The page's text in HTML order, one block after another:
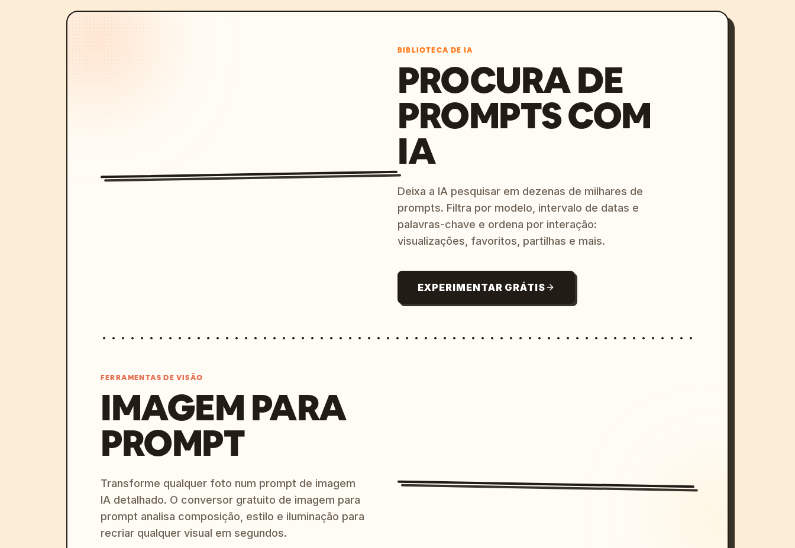
BIBLIOTECA DE IA
PROCURA DE
PROMPTS COM
IA
Deixa a IA pesquisar em dezenas de milhares de
prompts. Filtra por modelo, intervalo de datas e
palavras-chave e ordena por interação:
visualizações, favoritos, partilhas e mais.
EXPERIMENTAR GRÁTIS
FERRAMENTAS DE VISÃO
IMAGEM PARA
PROMPT
Transforme qualquer foto num prompt de imagem
IA detalhado. O conversor gratuito de imagem para
prompt analisa composição, estilo e iluminação para
recriar qualquer visual em segundos.